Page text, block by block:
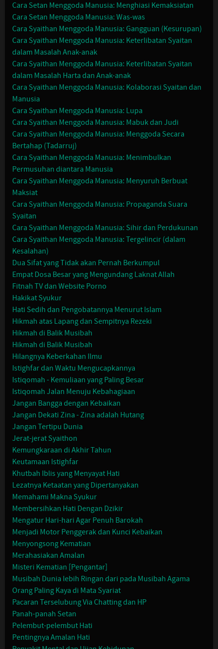
Cara Setan Menggoda Manusia: Menghiasi Kemaksiatan
Cara Setan Menggoda Manusia: Was-was
Cara Syaithan Menggoda Manusia: Gangguan (Kesurupan)
Cara Syaithan Menggoda Manusia: Keterlibatan Syaitan
dalam Masalah Anak-anak
Cara Syaithan Menggoda Manusia: Keterlibatan Syaitan
dalam Masalah Harta dan Anak-anak
Cara Syaithan Menggoda Manusia: Kolaborasi Syaitan dan
Manusia
Cara Syaithan Menggoda Manusia: Lupa
Cara Syaithan Menggoda Manusia: Mabuk dan Judi
Cara Syaithan Menggoda Manusia: Menggoda Secara
Bertahap (Tadarruj)
Cara Syaithan Menggoda Manusia: Menimbulkan
Permusuhan diantara Manusia
Cara Syaithan Menggoda Manusia: Menyuruh Berbuat
Maksiat
Cara Syaithan Menggoda Manusia: Propaganda Suara
Syaitan
Cara Syaithan Menggoda Manusia: Sihir dan Perdukunan
Cara Syaithan Menggoda Manusia: Tergelincir (dalam
Kesalahan)
Dua Sifat yang Tidak akan Pernah Berkumpul
Empat Dosa Besar yang Mengundang Laknat Allah
Fitnah TV dan Website Porno
Hakikat Syukur
Hati Sedih dan Pengobatannya Menurut Islam
Hikmah atas Lapang dan Sempitnya Rezeki
Hikmah di Balik Musibah
Hikmah di Balik Musibah
Hilangnya Keberkahan Ilmu
Istighfar dan Waktu Mengucapkannya
Istiqomah - Kemuliaan yang Paling Besar
Istiqomah Jalan Menuju Kebahagiaan
Jangan Bangga dengan Kebaikan
Jangan Dekati Zina - Zina adalah Hutang
Jangan Tertipu Dunia
Jerat-jerat Syaithon
Kemungkaraan di Akhir Tahun
Keutamaan Istighfar
Khutbah Iblis yang Menyayat Hati
Lezatnya Ketaatan yang Dipertanyakan
Memahami Makna Syukur
Membersihkan Hati Dengan Dzikir
Mengatur Hari-hari Agar Penuh Barokah
Menjadi Motor Penggerak dan Kunci Kebaikan
Menyongsong Kematian
Merahasiakan Amalan
Misteri Kematian [Pengantar]
Musibah Dunia lebih Ringan dari pada Musibah Agama
Orang Paling Kaya di Mata Syariat
Pacaran Terselubung Via Chatting dan HP
Panah-panah Setan
Pelembut-pelembut Hati
Pentingnya Amalan Hati